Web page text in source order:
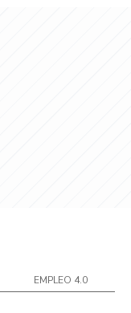
EMPLEO 4.0